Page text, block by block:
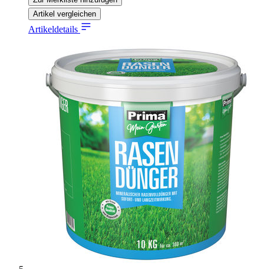
Artikel vergleichen
Artikeldetails